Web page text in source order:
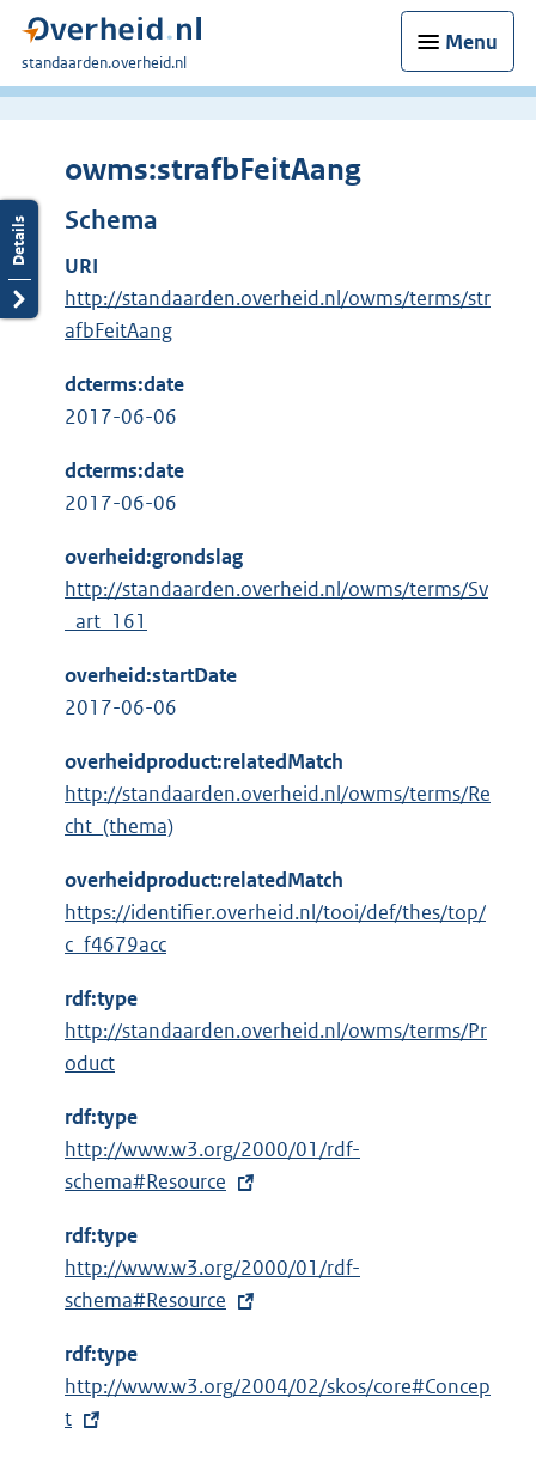
Menu
U
bent
standaarden.overheid.nl
owms:strafbFeitAang
Schema
URI
http://standaarden.overheid.nl/owms/terms/str
afbFeitAang
dcterms:date
2017-06-06
dcterms:date
2017-06-06
overheid:grondslag
http://standaarden.overheid.nl/owms/terms/Sv
_art_161
overheid:startDate
2017-06-06
overheidproduct:relatedMatch
http://standaarden.overheid.nl/owms/terms/Re
cht_(thema)
overheidproduct:relatedMatch
https://identifier.overheid.nl/tooi/def/thes/top/
c_f4679acc
rdf:type
http://standaarden.overheid.nl/owms/terms/Pr
oduct
rdf:type
E
x
e
r
n
l
i
http://www.w3.org/2000/01/rdf-
schema#Resource
rdf:type
E
x
e
r
n
http://www.w3.org/2000/01/rdf-
schema#Resource
rdf:type
E
x
http://www.w3.org/2004/02/skos/core#Concep
t